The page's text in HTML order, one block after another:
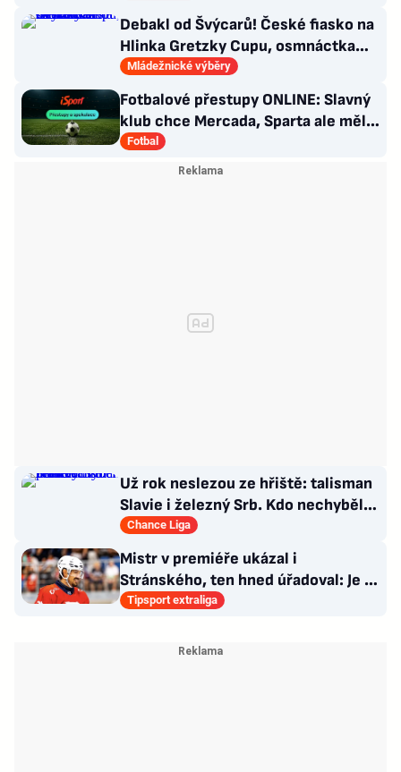
Debakl od Švýcarů! České fiasko na
Hlinka Gretzky Cupu, osmnáctka
skončila šestá
Mládežnické výběry
Fotbalové přestupy ONLINE: Slavný
klub chce Mercada, Sparta ale měla
nabídku odmítnout
Fotbal
Už rok neslezou ze hřiště: talisman
Slavie i železný Srb. Kdo nechyběl
pět let?
Chance Liga
Mistr v premiéře ukázal i
Stránského, ten hned úřadoval: Je to
pro mě úplně nové…
Tipsport extraliga